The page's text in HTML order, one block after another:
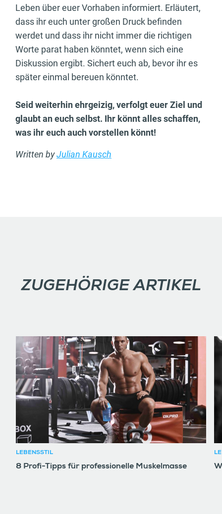
Leben über euer Vorhaben informiert. Erläutert,
dass ihr euch unter großen Druck befinden
werdet und dass ihr nicht immer die richtigen
Worte parat haben könntet, wenn sich eine
Diskussion ergibt. Sichert euch ab, bevor ihr es
später einmal bereuen könntet.
Seid weiterhin ehrgeizig, verfolgt euer Ziel und
glaubt an euch selbst. Ihr könnt alles schaffen,
was ihr euch auch vorstellen könnt!
Written byJulian Kausch
ZUGEHÖRIGE ARTIKEL
LEBENSSTIL
8 Profi-Tipps für professionelle Muskelmasse